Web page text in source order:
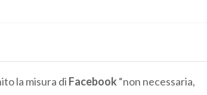
la misura di Facebook “non necessaria,